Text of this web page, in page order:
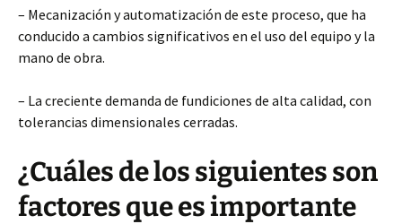
– Mecanización y automatización de este proceso, que ha
conducido a cambios significativos en el uso del equipo y la
mano de obra.
– La creciente demanda de fundiciones de alta calidad, con
tolerancias dimensionales cerradas.
¿Cuáles de los siguientes son
factores que es importante